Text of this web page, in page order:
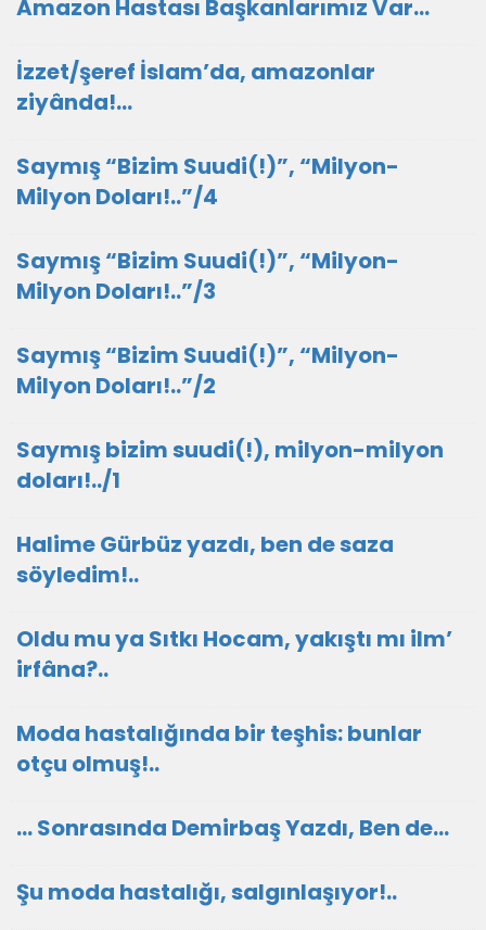
Amazon Hastası Başkanlarımız Var…
İzzet/şeref İslam’da, amazonlar
ziyânda!...
Saymış “Bizim Suudi(!)”, “Milyon-
Milyon Doları!..”/4
Saymış “Bizim Suudi(!)”, “Milyon-
Milyon Doları!..”/3
Saymış “Bizim Suudi(!)”, “Milyon-
Milyon Doları!..”/2
Saymış bizim suudi(!), milyon-milyon
doları!../1
Halime Gürbüz yazdı, ben de saza
söyledim!..
Oldu mu ya Sıtkı Hocam, yakıştı mı ilm’
irfâna?..
Moda hastalığında bir teşhis: bunlar
otçu olmuş!..
… Sonrasında Demirbaş Yazdı, Ben de…
Şu moda hastalığı, salgınlaşıyor!..